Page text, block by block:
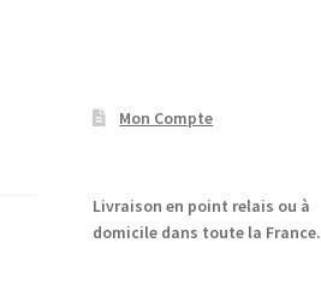
Mon Compte
Livraison en point relais ou à
domicile dans toute la France.